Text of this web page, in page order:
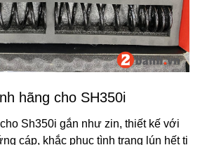
hãng cho SH350i
Sh350i gắn như zin, thiết kế với
cáp, khắc phục tình trạng lún hết ti